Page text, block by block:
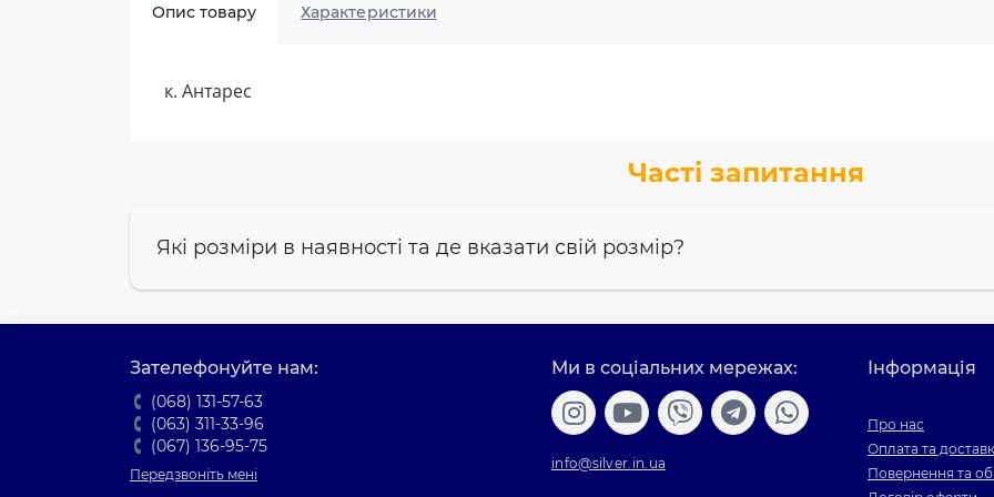
Опис товару Характеристики
к. Антарес
Часті запитання
Які розміри в наявності та де вказати свій розмір?
Зателефонуйте нам:
(068) 131-57-63
(063) 311-33-96
(067) 136-95-75
Передзвоніть мені
Ми в соціальних мережах:
info@silver.in.ua
Інформація
Про нас
Оплата та
Повернення та